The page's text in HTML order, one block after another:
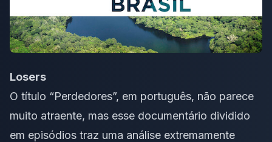
Losers
O título “Perdedores”, em português, não parece
muito atraente, mas esse documentário dividido
em episódios traz uma análise extremamente